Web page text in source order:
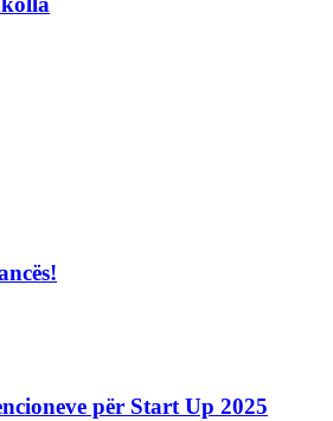
për Start Up 2025